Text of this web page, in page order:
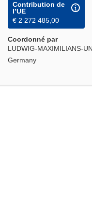
Contribution de
l’UE
€ 2 272 485,00
Coordonné par
LUDWIG-MAXIMILIANS-
Germany